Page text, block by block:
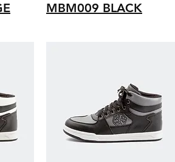
MBM009 BLACK